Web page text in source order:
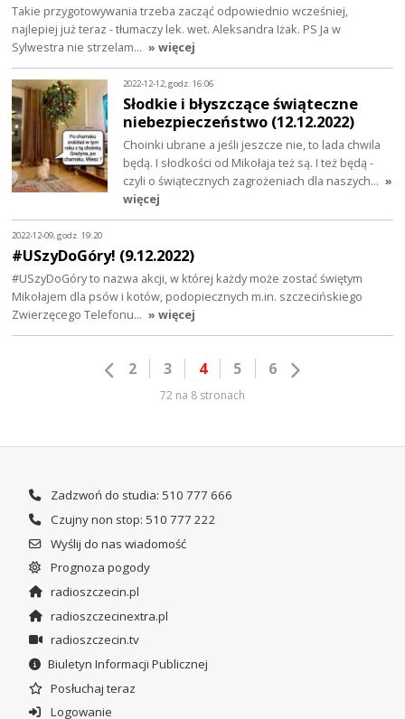
Takie przygotowywania trzeba zacząć odpowiednio wcześniej,
najlepiej już teraz - tłumaczy lek. wet. Aleksandra Iżak. PS Ja w
Sylwestra nie strzelam… » więcej
2022-12-12, godz. 16:06
Słodkie i błyszczące świąteczne
niebezpieczeństwo (12.12.2022)
Choinki ubrane a jeśli jeszcze nie, to lada chwila
będą. I słodkości od Mikołaja też są. I też będą -
czyli o świątecznych zagrożeniach dla naszych… »
więcej
2022-12-09, godz. 19:20
#USzyDoGóry! (9.12.2022)
#USzyDoGóry to nazwa akcji, w której każdy może zostać świętym
Mikołajem dla psów i kotów, podopiecznych m.in. szczecińskiego
Zwierzęcego Telefonu… » więcej
2 3 4 5 6
72 na 8 stronach
Zadzwoń do studia: 510 777 666
Czujny non stop: 510 777 222
Wyślij do nas wiadomość
Prognoza pogody
radioszczecin.pl
radioszczecinextra.pl
radioszczecin.tv
Biuletyn Informacji Publicznej
Posłuchaj teraz
Logowanie